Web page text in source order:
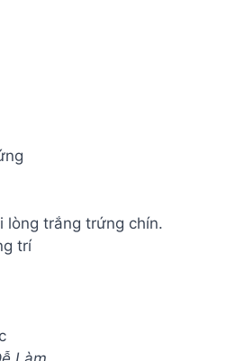
lòng trắng trứng chín.
trí